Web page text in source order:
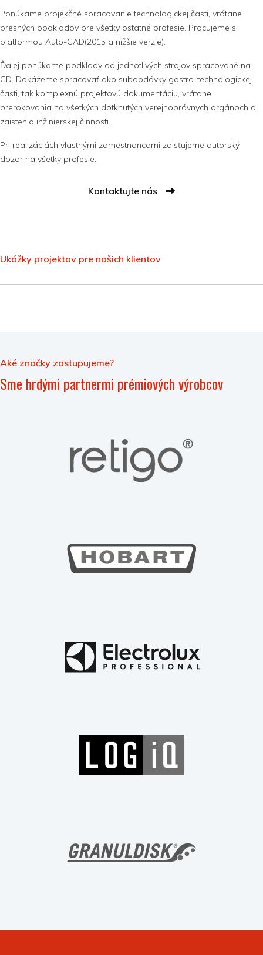
Ponúkame projekčné spracovanie technologickej časti, vrátane
presných podkladov pre všetky ostatné profesie. Pracujeme s
platformou Auto-CAD(2015 a nižšie verzie).
Ďalej ponúkame podklady od jednotlivých strojov spracované na
CD. Dokážeme spracovať ako subdodávky gastro-technologickej
časti, tak komplexnú projektovú dokumentáciu, vrátane
prerokovania na všetkých dotknutých verejnoprávnych orgánoch a
zaistenia inžinierskej činnosti.
Pri realizáciách vlastnými zamestnancami zaisťujeme autorský
dozor na všetky profesie.
Kontaktujte nás
Ukážky projektov pre našich klientov
Aké značky zastupujeme?
Sme hrdými partnermi prémiových výrobcov